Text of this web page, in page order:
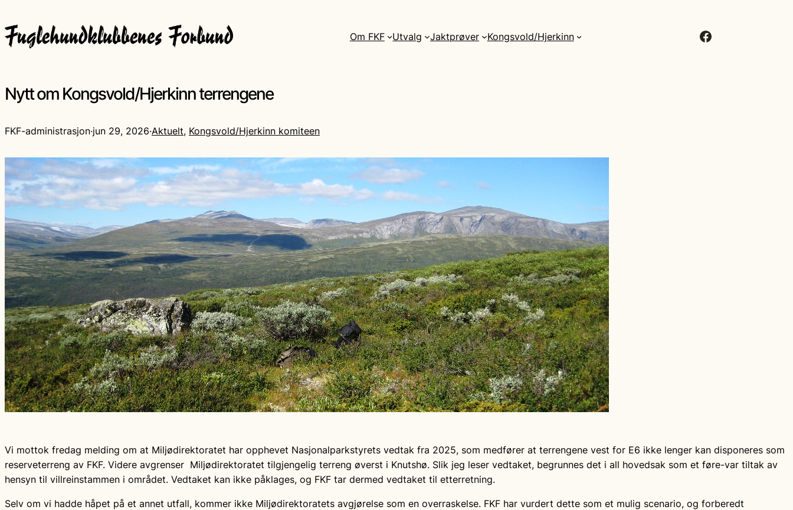
Om FKF Utvalg Jaktprøver Kongsvold/Hjerkinn Facebook
Nytt om Kongsvold/Hjerkinn terrengene
FKF-administrasjon·jun 29, 2026·Aktuelt, Kongsvold/Hjerkinn komiteen
Vi mottok fredag melding om at Miljødirektoratet har opphevet Nasjonalparkstyrets vedtak fra 2025, som medfører at terrengene vest for E6 ikke lenger kan disponeres som
reserveterreng av FKF. Videre avgrenser Miljødirektoratet tilgjengelig terreng øverst i Knutshø. Slik jeg leser vedtaket, begrunnes det i all hovedsak som et føre-var tiltak av
hensyn til villreinstammen i området. Vedtaket kan ikke påklages, og FKF tar dermed vedtaket til etterretning.
Selv om vi hadde håpet på et annet utfall, kommer ikke Miljødirektoratets avgjørelse som en overraskelse. FKF har vurdert dette som et mulig scenario, og forberedt